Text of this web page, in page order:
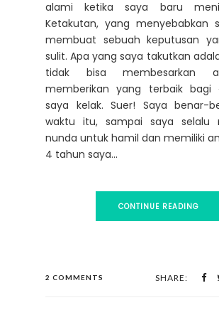
alami ketika saya baru
Ketakutan, yang menyebabkan
membuat sebuah keputusan
sulit. Apa yang saya takutkan
tidak bisa membesarkan
memberikan yang terbaik bagi
saya kelak. Suer! Saya benar-
waktu itu, sampai saya selalu
nunda untuk hamil dan memiliki
4 tahun saya...
CONTINUE READING
2 COMMENTS SHARE: